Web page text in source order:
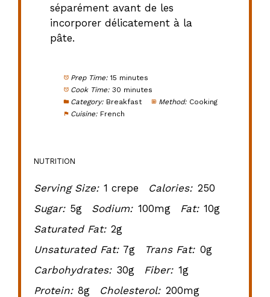
séparément avant de les
incorporer délicatement à la
pâte.
Prep Time: 15 minutes
Cook Time: 30 minutes
Category: Breakfast Method: Cooking
Cuisine: French
NUTRITION
Serving Size: 1 crepe Calories: 250
Sugar: 5g Sodium: 100mg Fat: 10g
Saturated Fat: 2g
Unsaturated Fat: 7g Trans Fat: 0g
Carbohydrates: 30g Fiber: 1g
Protein: 8g Cholesterol: 200mg